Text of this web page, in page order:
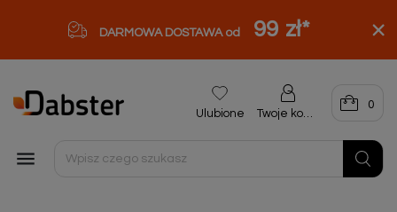
DARMOWA DOSTAWA od 99 zł*

Ulubione Twoje konto
0